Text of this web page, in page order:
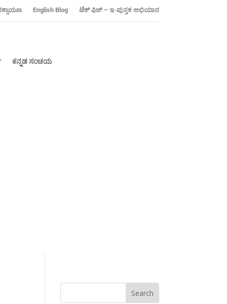
‍English Blog ಟೆಕ್ ಫಿಜ್ – ಇ-ಪುಸ್ತಕ ಅಭಿಯಾನ
ಕನ್ನಡ ಸಂಚಯ